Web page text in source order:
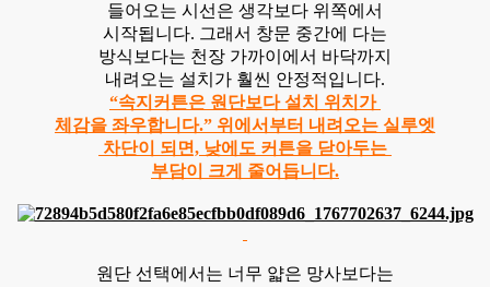
들어오는 시선은 생각보다 위쪽에서
시작됩니다. 그래서 창문 중간에 다는
방식보다는 천장 가까이에서 바닥까지
내려오는 설치가 훨씬 안정적입니다.
“속지커튼은 원단보다 설치 위치가
체감을 좌우합니다.” 위에서부터 내려오는 실루엣
차단이 되면, 낮에도 커튼을 닫아두는
부담이 크게 줄어듭니다.
원단 선택에서는 너무 얇은 망사보다는